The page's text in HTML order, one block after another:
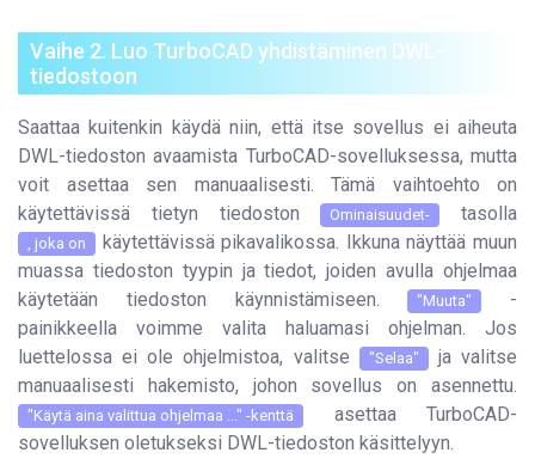
Vaihe 2. Luo TurboCAD yhdistäminen DWL-
tiedostoon
Saattaa kuitenkin käydä niin, että itse sovellus ei aiheuta
DWL-tiedoston avaamista TurboCAD-sovelluksessa, mutta
voit asettaa sen manuaalisesti. Tämä vaihtoehto on
käytettävissä tietyn tiedoston Ominaisuudet- tasolla
, joka on
käytettävissä pikavalikossa. Ikkuna näyttää muun
muassa tiedoston tyypin ja tiedot, joiden avulla ohjelmaa
käytetään tiedoston käynnistämiseen. "Muuta"
-
painikkeella voimme valita haluamasi ohjelman. Jos
luettelossa ei ole ohjelmistoa, valitse
"Selaa" ja valitse
manuaalisesti hakemisto, johon sovellus on asennettu.
"Käytä aina valittua ohjelmaa ..." -kenttä
asettaa TurboCAD-
sovelluksen oletukseksi DWL-tiedoston käsittelyyn.